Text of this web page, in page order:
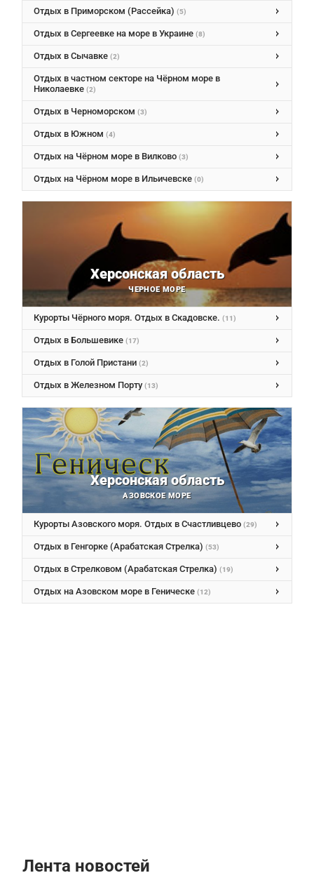
Отдых в Приморском (Рассейка) (5)
Отдых в Сергеевке на море в Украине (8)
Отдых в Сычавке (2)
Отдых в частном секторе на Чёрном море в
Николаевке (2)
Отдых в Черноморском (3)
Отдых в Южном (4)
Отдых на Чёрном море в Вилково (3)
Отдых на Чёрном море в Ильичевске (0)
Херсонская область
ЧЕРНОЕ МОРЕ
Курорты Чёрного моря. Отдых в Скадовске. (11)
Отдых в Большевике (17)
Отдых в Голой Пристани (2)
Отдых в Железном Порту(13)
Херсонская область
АЗОВСКОЕ МОРЕ
Курорты Азовского моря. Отдых в Счастливцево (29)
Отдых в Генгорке (Арабатская Стрелка) (53)
Отдых в Стрелковом (Арабатская Стрелка) (19)
Отдых на Азовском море в Геническе (12)
Лента новостей